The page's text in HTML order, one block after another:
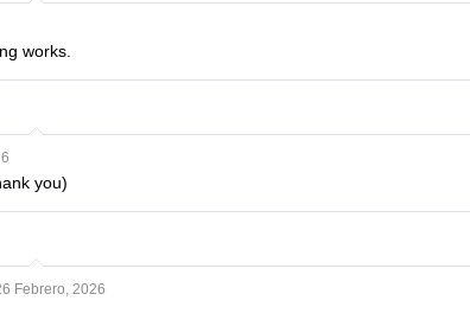
works.
you)
Febrero, 2026